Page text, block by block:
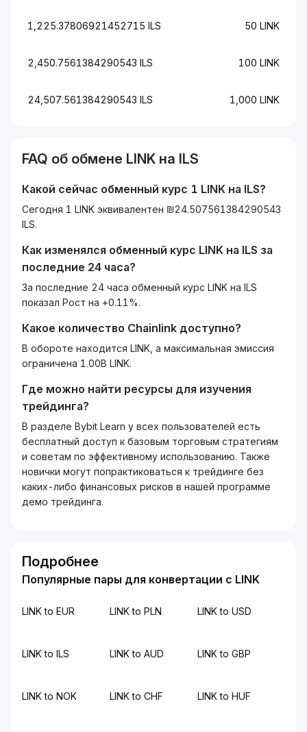
1,225.37806921452715 ILS 50 LINK
2,450.7561384290543 ILS 100 LINK
24,507.561384290543 ILS 1,000 LINK
FAQ об обмене LINK на ILS
Какой сейчас обменный курс 1 LINK на ILS?
Сегодня 1 LINK эквивалентен ₪24.507561384290543
ILS.
Как изменялся обменный курс LINK на ILS за
последние 24 часа?
За последние 24 часа обменный курс LINK на ILS
показал Рост на +0.11%.
Какое количество Chainlink доступно?
В обороте находится LINK, а максимальная эмиссия
ограничена 1.00B LINK.
Где можно найти ресурсы для изучения
трейдинга?
В разделе Bybit Learn у всех пользователей есть
бесплатный доступ к базовым торговым стратегиям
и советам по эффективному использованию. Также
новички могут попрактиковаться к трейдинге без
каких-либо финансовых рисков в нашей программе
демо трейдинга.
Подробнее
Популярные пары для конвертации с LINK
LINK to EUR LINK to PLN LINK to USD
LINK to ILS LINK to AUD LINK to GBP
LINK to NOK LINK to CHF LINK to HUF